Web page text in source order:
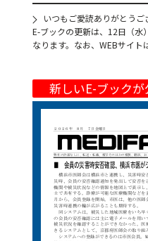
いつもご愛読ありがとうご
E-ブックの更新は、12日（水
なります。なお、WEBサイト
新しいE-ブック